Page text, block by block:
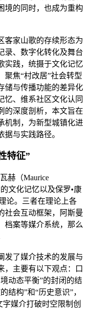
境的同时，也成为重构
客家山歌的存续形态为
录、数字化转化及舞台
实践，统摄于文化记忆
聚焦“村改居”社会转型
储与传播功能的差异化
忆、维系社区文化认同
的深度剖析，本文旨在
机制，为新型城镇化进
与实践路径。
特征”
赫（Maurice
文化记忆以及保罗•康
论。三者在理论上各
社会互动框架，阿斯曼
档案等媒介系统，那么
发了媒介技术的发展与
，主要有以下观点：口
动态平衡”的封闭的结
结构”和“历史意识”，
媒介打破时空限制创